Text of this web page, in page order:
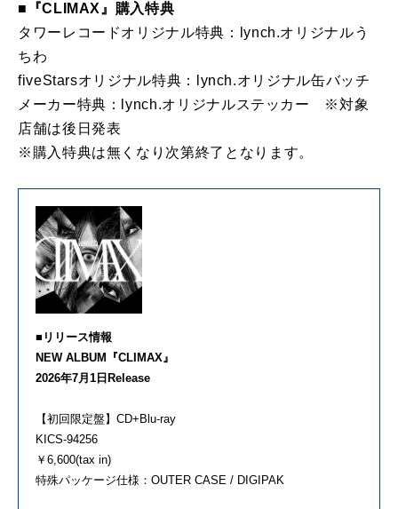
■『CLIMAX』購入特典
タワーレコードオリジナル特典：lynch.オリジナルう
ちわ
fiveStarsオリジナル特典：lynch.オリジナル缶バッチ
メーカー特典：lynch.オリジナルステッカー ※対象
店舗は後日発表
※購入特典は無くなり次第終了となります。
■リリース情報
NEW ALBUM『CLIMAX』
2026年7月1日Release
【初回限定盤】CD+Blu-ray
KICS-94256
￥6,600(tax in)
特殊パッケージ仕様：OUTER CASE / DIGIPAK